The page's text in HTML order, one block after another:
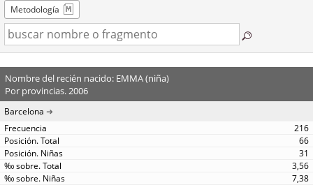
Metodología
Nombre del recién nacido: EMMA (niña)
Por provincias. 2006
Barcelona
216
66
31
3,56
7,38